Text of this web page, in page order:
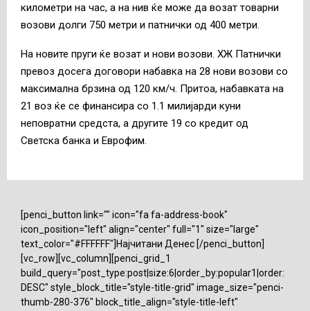
километри на час, а на нив ќе може да возат товарни
возови долги 750 метри и патнички од 400 метри.
На новите пруги ќе возат и нови возови. ХЖ Патнички
превоз досега договори набавка на 28 нови возови со
максимална брзина од 120 км/ч. Притоа, набавката на
21 воз ќе се финансира со 1.1 милијарди куни
неповратни средста, а другите 19 со кредит од
Светска банка и Еврофим.
[penci_button link="" icon="fa fa-address-book"
icon_position="left" align="center" full="1" size="large"
text_color="#FFFFFF"]Најчитани Денес [/penci_button]
[vc_row][vc_column][penci_grid_1
build_query="post_type:post|size:6|order_by:popular1|order:
DESC" style_block_title="style-title-grid" image_size="penci-
thumb-280-376" block_title_align="style-title-left"